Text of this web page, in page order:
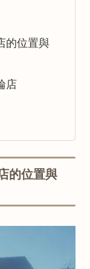
的位置與
店
的位置與